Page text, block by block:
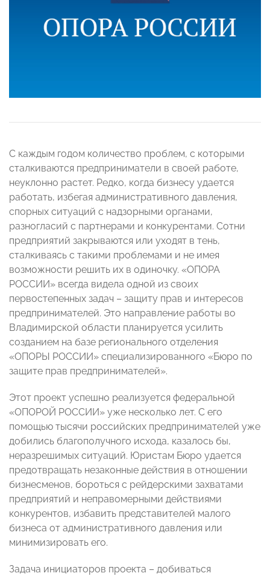
С каждым годом количество проблем, с которыми
сталкиваются предприниматели в своей работе,
неуклонно растет. Редко, когда бизнесу удается
работать, избегая административного давления,
спорных ситуаций с надзорными органами,
разногласий с партнерами и конкурентами. Сотни
предприятий закрываются или уходят в тень,
сталкиваясь с такими проблемами и не имея
возможности решить их в одиночку. «ОПОРА
РОССИИ» всегда видела одной из своих
первостепенных задач – защиту прав и интересов
предпринимателей. Это направление работы во
Владимирской области планируется усилить
созданием на базе регионального отделения
«ОПОРЫ РОССИИ» специализированного «Бюро по
защите прав предпринимателей».
Этот проект успешно реализуется федеральной
«ОПОРОЙ РОССИИ» уже несколько лет. С его
помощью тысячи российских предпринимателей уже
добились благополучного исхода, казалось бы,
неразрешимых ситуаций. Юристам Бюро удается
предотвращать незаконные действия в отношении
бизнесменов, бороться с рейдерскими захватами
предприятий и неправомерными действиями
конкурентов, избавить представителей малого
бизнеса от административного давления или
минимизировать его.
Задача инициаторов проекта – добиваться